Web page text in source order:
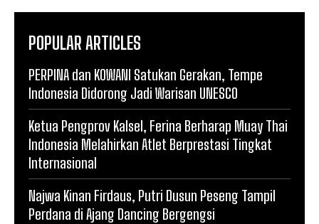
POPULAR ARTICLES
PERPINA dan KOWANI Satukan Gerakan, Tempe
Indonesia Didorong Jadi Warisan UNESCO
Ketua Pengprov Kalsel, Ferina Berharap Muay Thai
Indonesia Melahirkan Atlet Berprestasi Tingkat
Internasional
Najwa Kinan Firdaus, Putri Dusun Peseng Tampil
Perdana di Ajang Dancing Bergengsi